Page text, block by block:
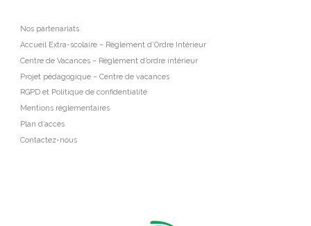
Nos partenariats
Accueil Extra-scolaire – Règlement d’Ordre Intérieur
Centre de Vacances – Règlement d’ordre intérieur
Projet pédagogique – Centre de vacances
RGPD et Politique de confidentialité
Mentions réglementaires
Plan d’accès
Contactez-nous